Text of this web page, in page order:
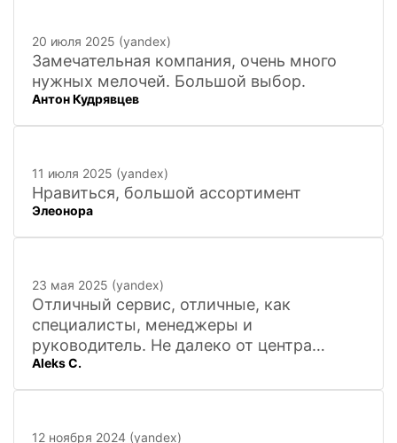
20 июля 2025 (yandex)
Замечательная компания, очень много
нужных мелочей. Большой выбор.
Антон Кудрявцев
11 июля 2025 (yandex)
Нравиться, большой ассортимент
Элеонора
23 мая 2025 (yandex)
Отличный сервис, отличные, как
специалисты, менеджеры и
руководитель. Не далеко от центра
города, 20 минут
Aleks C.
12 ноября 2024 (yandex)